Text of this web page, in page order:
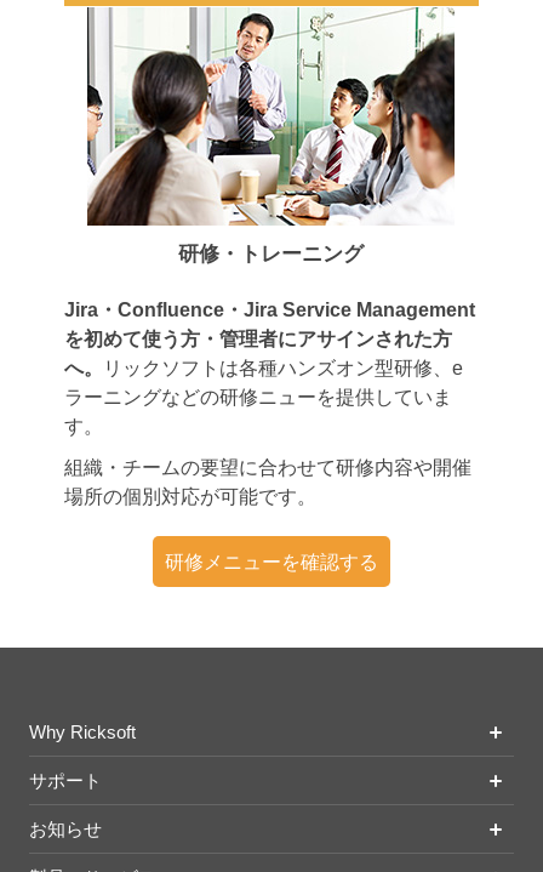
研修・トレーニング
Jira・Confluence・Jira Service Management
を初めて使う方・管理者にアサインされた方
へ。
リックソフトは各種ハンズオン型研修、e
ラーニングなどの研修ニューを提供していま
す。
組織・チームの要望に合わせて研修内容や開催
場所の個別対応が可能です。
研修メニューを確認する
Why Ricksoft
サポート
お知らせ